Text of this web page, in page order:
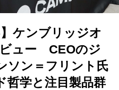
】ケンブリッジオ
ュー CEOのジ
ソン＝フリント氏
哲学と注目製品群